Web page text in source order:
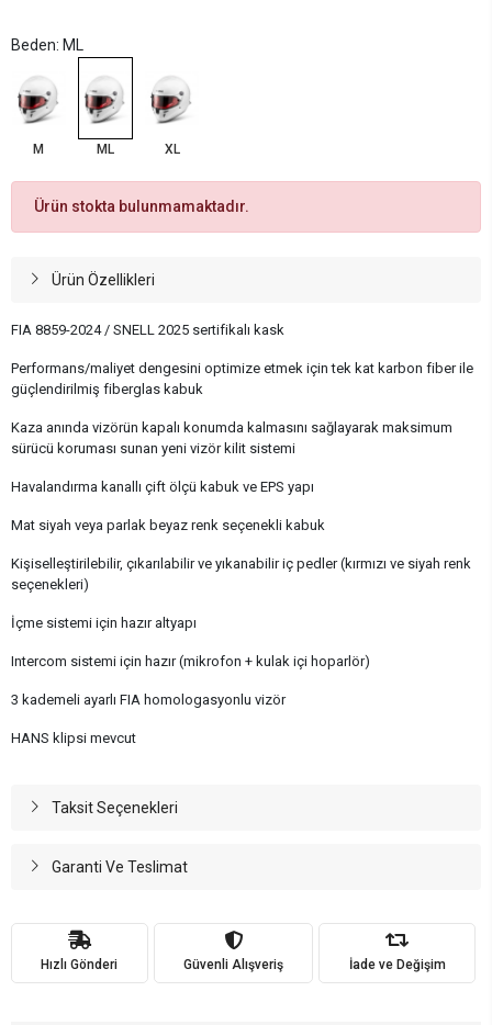
Beden: ML
M ML XL
Ürün stokta bulunmamaktadır.
Ürün Özellikleri
FIA 8859-2024 / SNELL 2025 sertifikalı kask
Performans/maliyet dengesini optimize etmek için tek kat karbon fiber ile
güçlendirilmiş fiberglas kabuk
Kaza anında vizörün kapalı konumda kalmasını sağlayarak maksimum
sürücü koruması sunan yeni vizör kilit sistemi
Havalandırma kanallı çift ölçü kabuk ve EPS yapı
Mat siyah veya parlak beyaz renk seçenekli kabuk
Kişiselleştirilebilir, çıkarılabilir ve yıkanabilir iç pedler (kırmızı ve siyah renk
seçenekleri)
İçme sistemi için hazır altyapı
Intercom sistemi için hazır (mikrofon + kulak içi hoparlör)
3 kademeli ayarlı FIA homologasyonlu vizör
HANS klipsi mevcut
Taksit Seçenekleri
Garanti Ve Teslimat
Hızlı Gönderi Güvenli Alışveriş İade ve Değişim